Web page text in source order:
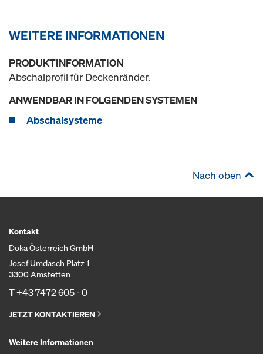
WEITERE INFORMATIONEN
PRODUKTINFORMATION
Abschalprofil für Deckenränder.
ANWENDBAR IN FOLGENDEN SYSTEMEN
Abschalsysteme
Nach oben
Kontakt
Doka Österreich GmbH
Josef Umdasch Platz 1
3300 Amstetten
T+43 7472 605 - 0
JETZT KONTAKTIEREN
Weitere Informationen